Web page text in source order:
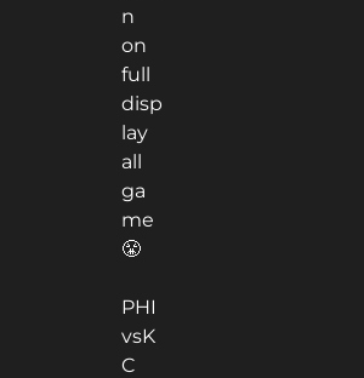
n
on
full
disp
lay
all
ga
me
😤
PHI
vsK
C